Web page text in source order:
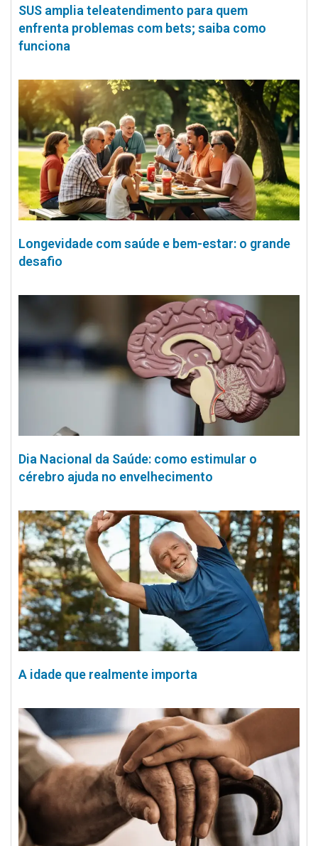
SUS amplia teleatendimento para quem
enfrenta problemas com bets; saiba como
funciona
Longevidade com saúde e bem-estar: o grande
desafio
Dia Nacional da Saúde: como estimular o
cérebro ajuda no envelhecimento
A idade que realmente importa